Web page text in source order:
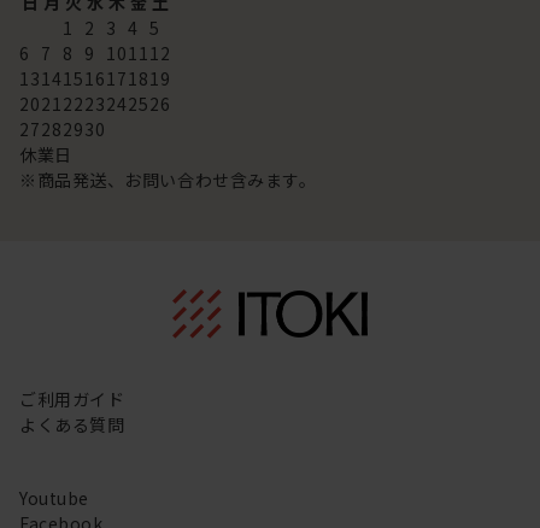
1 2 3 4 5
6 7 8 9 101112
13141516171819
20212223242526
27282930
休業日
※商品発送、お問い合わせ含みます。
ご利用ガイド
よくある質問
Youtube